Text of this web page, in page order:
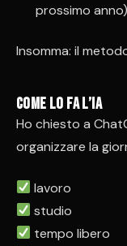
prossimo anno)
Insomma: il
Come lo fa l’IA
Ho chiesto a
organizzare la
lavoro
studio
tempo libero